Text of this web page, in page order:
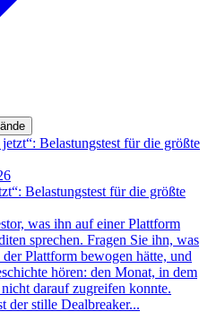
Belastungstest für die größte
was ihn auf einer Plattform
sprechen. Fragen Sie ihn, was
Plattform bewogen hätte, und
hören: den Monat, in dem
darauf zugreifen konnte.
der stille Dealbreaker...